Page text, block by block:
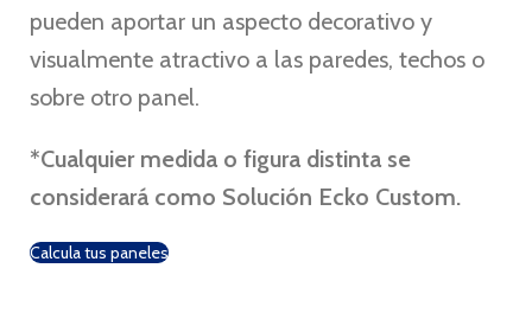
pueden aportar un aspecto decorativo y
visualmente atractivo a las paredes, techos o
sobre otro panel.
*Cualquier medida o figura distinta se
considerará como Solución Ecko Custom.
Calcula tus paneles